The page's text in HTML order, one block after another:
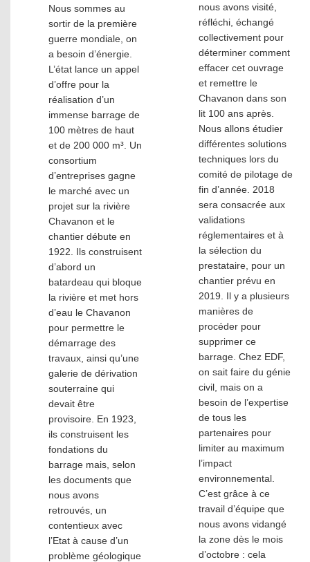
Nous sommes au
sortir de la première
guerre mondiale, on
a besoin d’énergie.
L’état lance un appel
d’offre pour la
réalisation d’un
immense barrage de
100 mètres de haut
et de 200 000 m³. Un
consortium
d’entreprises gagne
le marché avec un
projet sur la rivière
Chavanon et le
chantier débute en
1922. Ils construisent
d’abord un
batardeau qui bloque
la rivière et met hors
d’eau le Chavanon
pour permettre le
démarrage des
travaux, ainsi qu’une
galerie de dérivation
souterraine qui
devait être
provisoire. En 1923,
ils construisent les
fondations du
barrage mais, selon
les documents que
nous avons
retrouvés, un
contentieux avec
l’Etat à cause d’un
problème géologique
nous avons visité,
réfléchi, échangé
collectivement pour
déterminer comment
effacer cet ouvrage
et remettre le
Chavanon dans son
lit 100 ans après.
Nous allons étudier
différentes solutions
techniques lors du
comité de pilotage de
fin d’année. 2018
sera consacrée aux
validations
réglementaires et à
la sélection du
prestataire, pour un
chantier prévu en
2019. Il y a plusieurs
manières de
procéder pour
supprimer ce
barrage. Chez EDF,
on sait faire du génie
civil, mais on a
besoin de l’expertise
de tous les
partenaires pour
limiter au maximum
l’impact
environnemental.
C’est grâce à ce
travail d’équipe que
nous avons vidangé
la zone dès le mois
d’octobre : cela